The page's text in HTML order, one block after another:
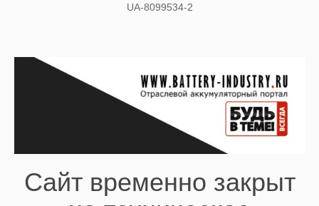
UA-8099534-2
Сайт временно закрыт